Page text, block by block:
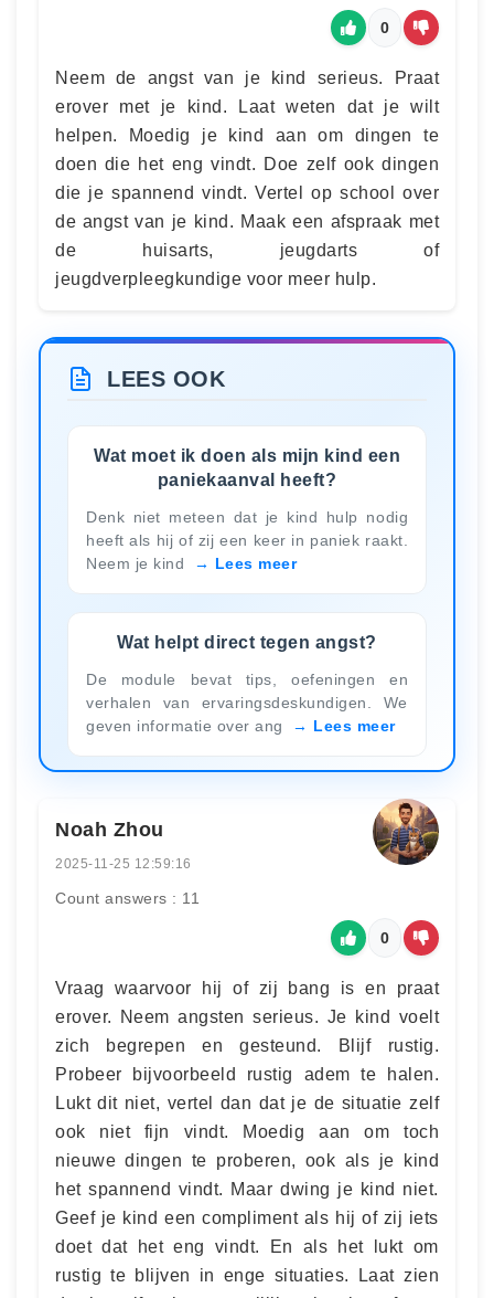
0
Neem de angst van je kind serieus. Praat
erover met je kind. Laat weten dat je wilt
helpen. Moedig je kind aan om dingen te
doen die het eng vindt. Doe zelf ook dingen
die je spannend vindt. Vertel op school over
de angst van je kind. Maak een afspraak met
de huisarts, jeugdarts of
jeugdverpleegkundige voor meer hulp.
LEES OOK
Wat moet ik doen als mijn kind een
paniekaanval heeft?
Denk niet meteen dat je kind hulp nodig
heeft als hij of zij een keer in paniek raakt.
Neem je kind
Lees meer
Wat helpt direct tegen angst?
De module bevat tips, oefeningen en
verhalen van ervaringsdeskundigen. We
geven informatie over ang
Lees meer
Noah Zhou
2025-11-25 12:59:16
Count answers : 11
0
Vraag waarvoor hij of zij bang is en praat
erover. Neem angsten serieus. Je kind voelt
zich begrepen en gesteund. Blijf rustig.
Probeer bijvoorbeeld rustig adem te halen.
Lukt dit niet, vertel dan dat je de situatie zelf
ook niet fijn vindt. Moedig aan om toch
nieuwe dingen te proberen, ook als je kind
het spannend vindt. Maar dwing je kind niet.
Geef je kind een compliment als hij of zij iets
doet dat het eng vindt. En als het lukt om
rustig te blijven in enge situaties. Laat zien